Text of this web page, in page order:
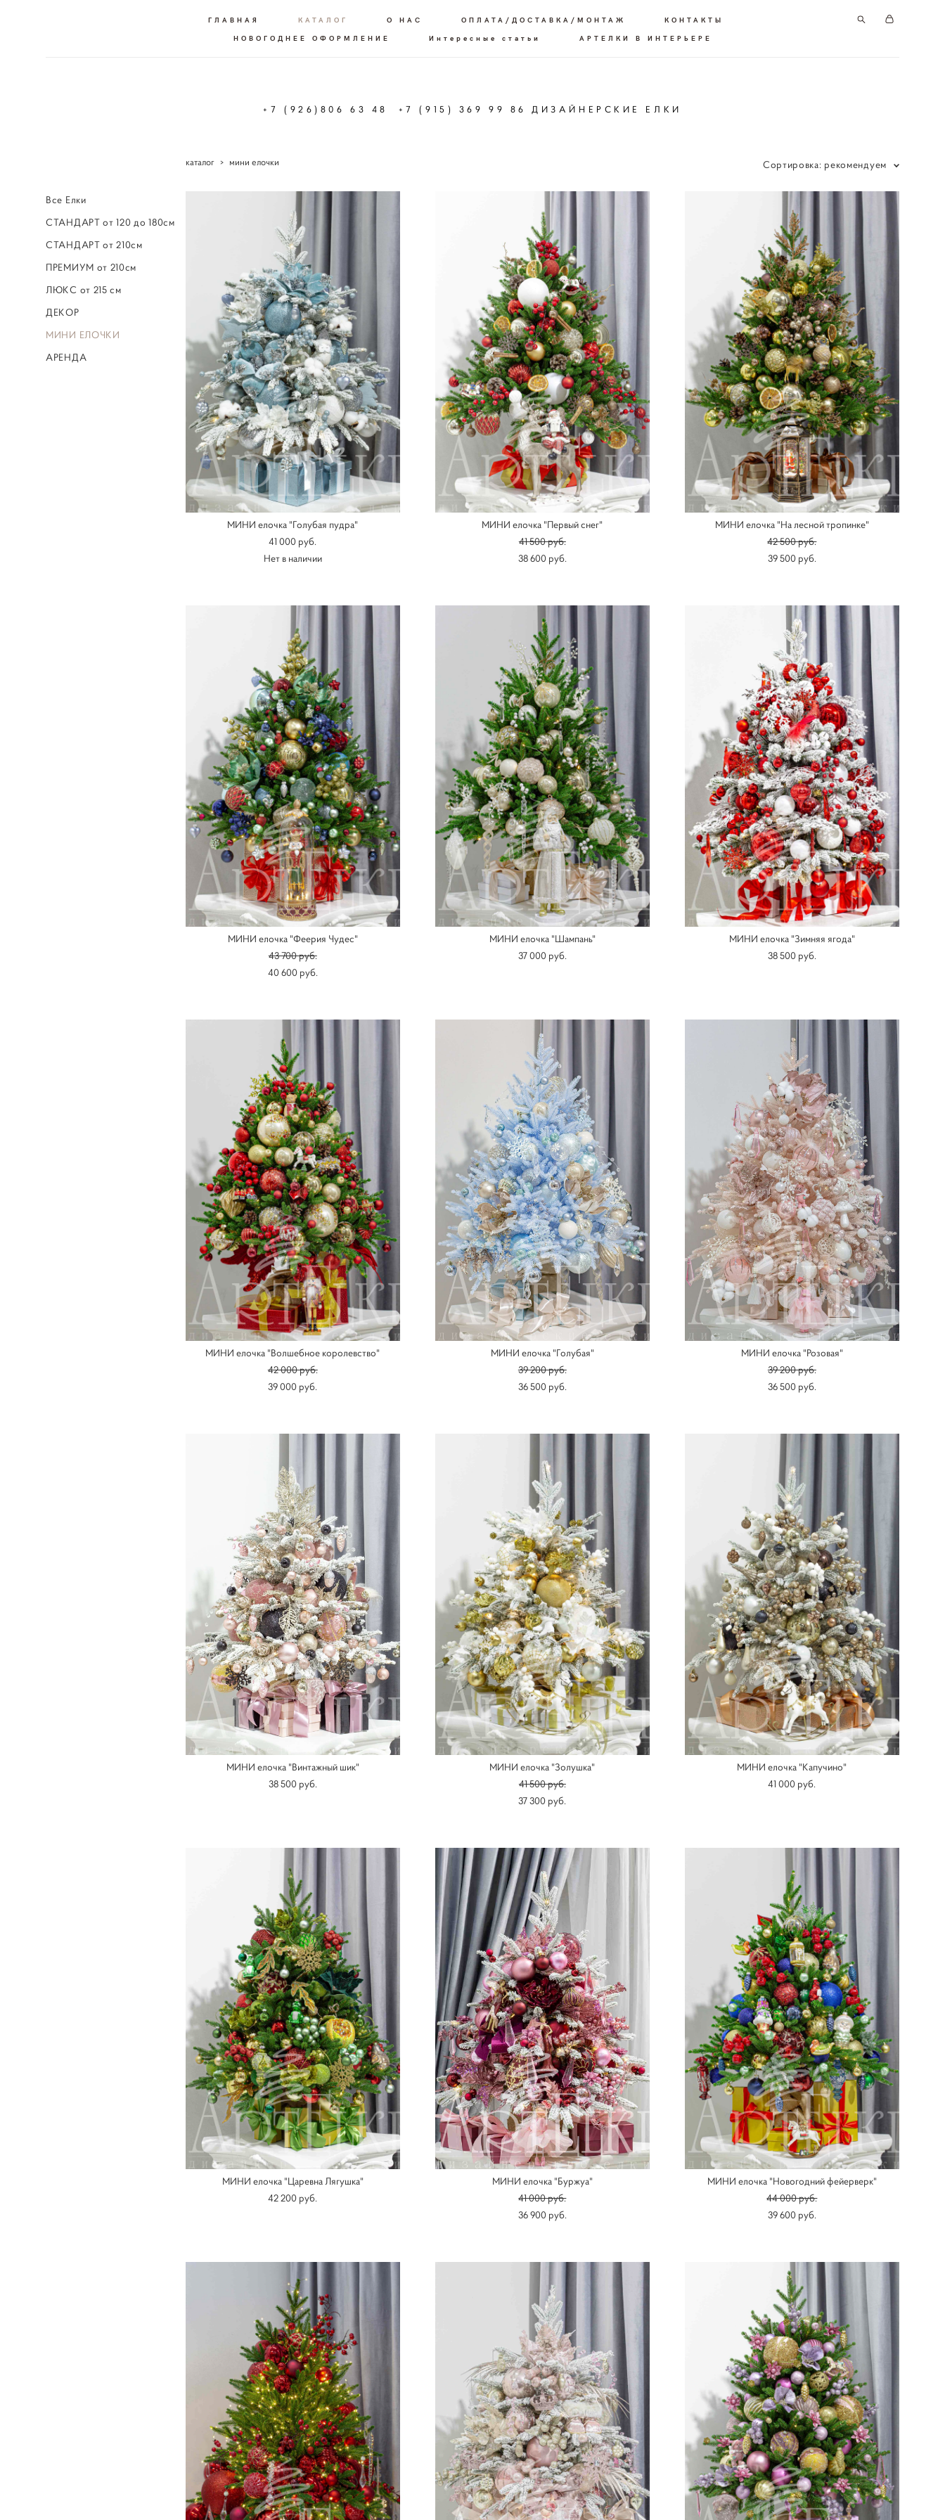
ГЛАВНАЯ КАТАЛОГ О НАС ОПЛАТА/ДОСТАВКА/МОНТАЖ
КОНТАКТЫ
НОВОГОДНЕЕ ОФОРМЛЕНИЕ
Интересные статьи АРТЕЛКИ В ИНТЕРЬЕРЕ
+7 (926)806 63 48 +7 (915) 369 99 86 ДИЗАЙНЕРСКИЕ ЕЛКИ
Все Елки
СТАНДАРТ от 120 до 180см
СТАНДАРТ от 210см
ПРЕМИУМ от 210см
ЛЮКС от 215 см
ДЕКОР
МИНИ ЕЛОЧКИ
АРЕНДА
каталог > мини елочки Сортировка: рекомендуем
МИНИ елочка "Голубая пудра"
41 000 pуб.
Нет в наличии
МИНИ елочка "Первый снег"
41 500 pуб.
38 600 pуб.
МИНИ елочка "На лесной тропинке"
42 500 pуб.
39 500 pуб.
МИНИ елочка "Феерия Чудес"
43 700 pуб.
40 600 pуб.
МИНИ елочка "Шампань"
37 000 pуб.
МИНИ елочка "Зимняя ягода"
38 500 pуб.
МИНИ елочка "Волшебное королевство"
42 000 pуб.
39 000 pуб.
МИНИ елочка "Голубая"
39 200 pуб.
36 500 pуб.
МИНИ елочка "Розовая"
39 200 pуб.
36 500 pуб.
МИНИ елочка "Винтажный шик"
38 500 pуб.
МИНИ елочка "Золушка"
41 500 pуб.
37 300 pуб.
МИНИ елочка "Капучино"
41 000 pуб.
МИНИ елочка "Царевна Лягушка"
42 200 pуб.
МИНИ елочка "Буржуа"
41 000 pуб.
36 900 pуб.
МИНИ елочка "Новогодний фейерверк"
44 000 pуб.
39 600 pуб.